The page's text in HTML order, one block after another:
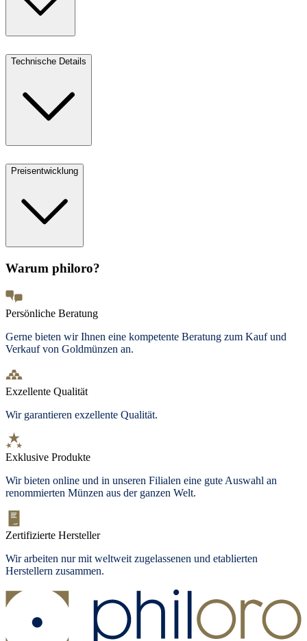
Technische Details
Preisentwicklung
Warum philoro?
Persönliche Beratung
Gerne bieten wir Ihnen eine kompetente Beratung zum Kauf und
Verkauf von Goldmünzen an.
Exzellente Qualität
Wir garantieren exzellente Qualität.
Exklusive Produkte
Wir bieten online und in unseren Filialen eine gute Auswahl an
renommierten Münzen aus der ganzen Welt.
Zertifizierte Hersteller
Wir arbeiten nur mit weltweit zugelassenen und etablierten
Herstellern zusammen.